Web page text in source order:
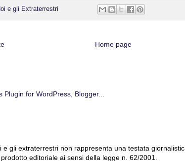
e gli Extraterrestri
Home page
e gli extraterrestri non rappresenta una testata
editoriale ai sensi della legge n. 62/2001.